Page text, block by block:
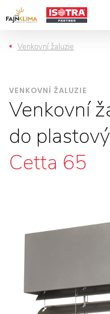
Venkovní žaluzie
VENKOVNÍ ŽALUZIE
Venkovní
do
Cetta 65